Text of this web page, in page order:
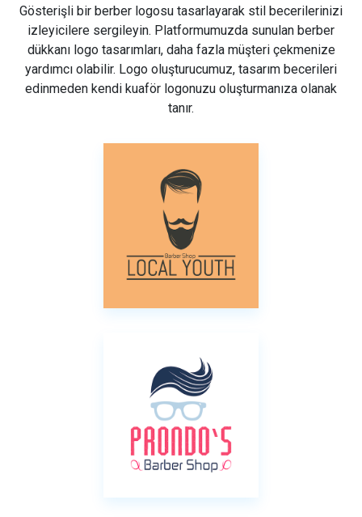
Gösterişli bir berber logosu tasarlayarak stil becerilerinizi
izleyicilere sergileyin. Platformumuzda sunulan berber
dükkanı logo tasarımları, daha fazla müşteri çekmenize
yardımcı olabilir. Logo oluşturucumuz, tasarım becerileri
edinmeden kendi kuaför logonuzu oluşturmanıza olanak
tanır.